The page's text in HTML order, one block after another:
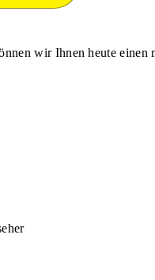
wir Ihnen heute einen